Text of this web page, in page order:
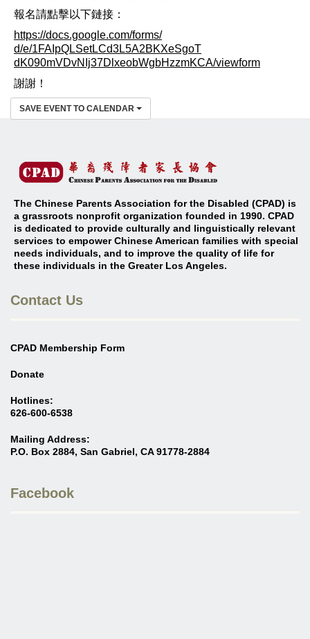
報名請點擊以下鏈接：
https://docs.google.com/forms/
d/e/1FAIpQLSetLCd3L5A2BKXeSgoT
dK090mVDvNIj37DlxeobWgbHzzmKCA/viewform
謝謝！
SAVE EVENT TO CALENDAR
The Chinese Parents Association for the Disabled (CPAD) is
a grassroots nonprofit organization founded in 1990. CPAD
is dedicated to provide culturally and linguistically relevant
services to empower Chinese American families with special
needs individuals, and to improve the quality of life for
these individuals in the Greater Los Angeles.
Contact Us
CPAD Membership Form
Donate
Hotlines:
626-600-6538
Mailing Address:
P.O. Box 2884, San Gabriel, CA 91778-2884
Facebook